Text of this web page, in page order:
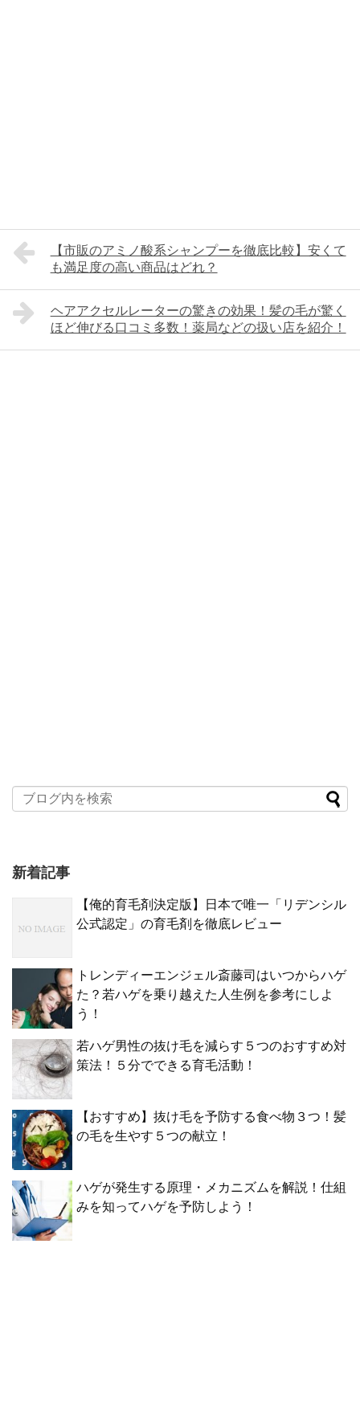
【市販のアミノ酸系シャンプーを徹底比較】安くて
も満足度の高い商品はどれ？
ヘアアクセルレーターの驚きの効果！髪の毛が驚く
ほど伸びる口コミ多数！薬局などの扱い店を紹介！
新着記事
【俺的育毛剤決定版】日本で唯一「リデンシル
公式認定」の育毛剤を徹底レビュー
トレンディーエンジェル斎藤司はいつからハゲ
た？若ハゲを乗り越えた人生例を参考にしよ
う！
若ハゲ男性の抜け毛を減らす５つのおすすめ対
策法！５分でできる育毛活動！
【おすすめ】抜け毛を予防する食べ物３つ！髪
の毛を生やす５つの献立！
ハゲが発生する原理・メカニズムを解説！仕組
みを知ってハゲを予防しよう！